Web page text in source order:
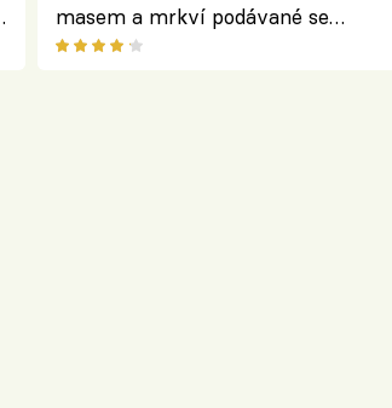
masem a mrkví podávané se
salátem – lehká a chutná večeře